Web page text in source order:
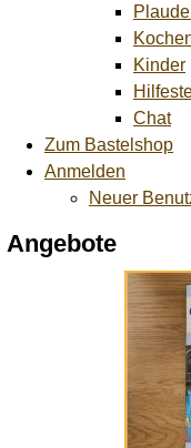
Kinder
Chat
Zum Bastelshop
Anmelden
Neuer
Angebote